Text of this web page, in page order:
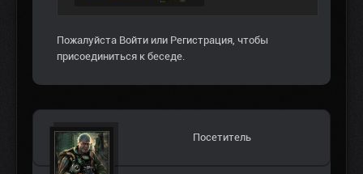
Пожалуйста Войти или Регистрация , чтобы
присоединиться к беседе.
Посетитель